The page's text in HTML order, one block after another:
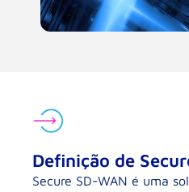
Definição de
Secure SD-WAN é uma